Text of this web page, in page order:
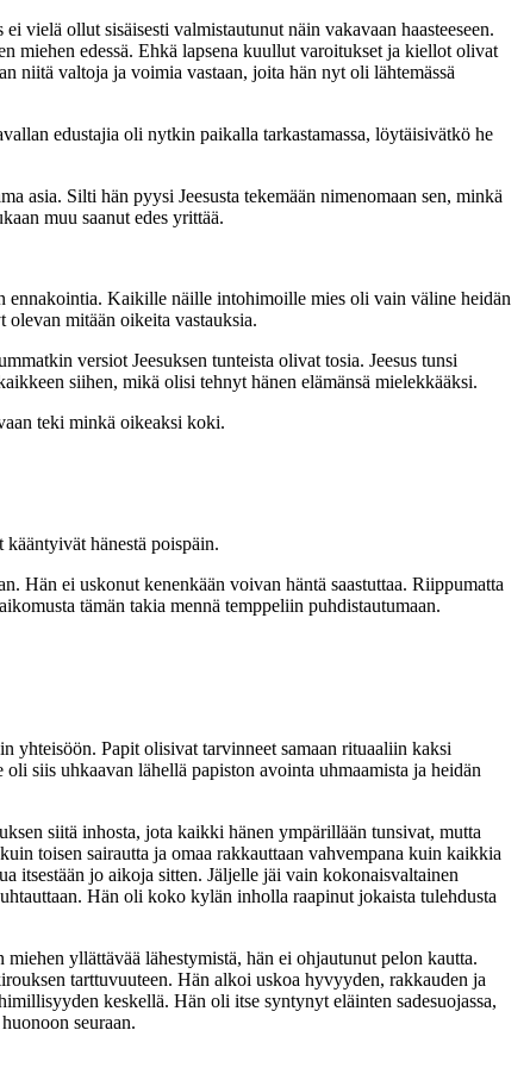
vielä ollut sisäisesti valmistautunut näin vakavaan haasteeseen.
miehen edessä. Ehkä lapsena kuullut varoitukset ja kiellot olivat
niitä valtoja ja voimia vastaan, joita hän nyt oli lähtemässä
edustajia oli nytkin paikalla tarkastamassa, löytäisivätkö he
asia. Silti hän pyysi Jeesusta tekemään nimenomaan sen, minkä
muu saanut edes yrittää.
ennakointia. Kaikille näille intohimoille mies oli vain väline heidän
olevan mitään oikeita vastauksia.
versiot Jeesuksen tunteista olivat tosia. Jeesus tunsi
siihen, mikä olisi tehnyt hänen elämänsä mielekkääksi.
teki minkä oikeaksi koki.
hänestä poispäin.
Hän ei uskonut kenenkään voivan häntä saastuttaa. Riippumatta
tämän takia mennä temppeliin puhdistautumaan.
yhteisöön. Papit olisivat tarvinneet samaan rituaaliin kaksi
oli siis uhkaavan lähellä papiston avointa uhmaamista ja heidän
siitä inhosta, jota kaikki hänen ympärillään tunsivat, mutta
toisen sairautta ja omaa rakkauttaan vahvempana kuin kaikkia
itsestään jo aikoja sitten. Jäljelle jäi vain kokonaisvaltainen
Hän oli koko kylän inholla raapinut jokaista tulehdusta
yllättävää lähestymistä, hän ei ohjautunut pelon kautta.
tarttuvuuteen. Hän alkoi uskoa hyvyyden, rakkauden ja
keskellä. Hän oli itse syntynyt eläinten sadesuojassa,
seuraan.